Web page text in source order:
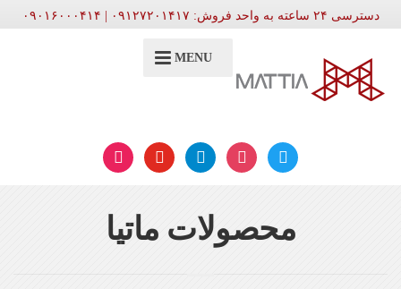
دسترسی ۲۴ ساعته به واحد فروش: ۰۹۱۲۷۲۰۱۴۱۷ | ۰۹۰۱۶۰۰۰۴۱۴
MENU
twitter
instagram
telegram
youtube
aparat
محصولات ماتیا